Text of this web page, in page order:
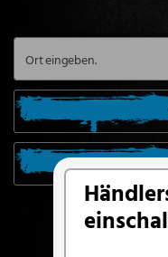
SUCHE